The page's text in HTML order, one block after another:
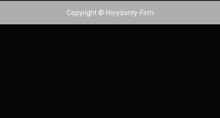
Copyright © Horyzonty-Firm